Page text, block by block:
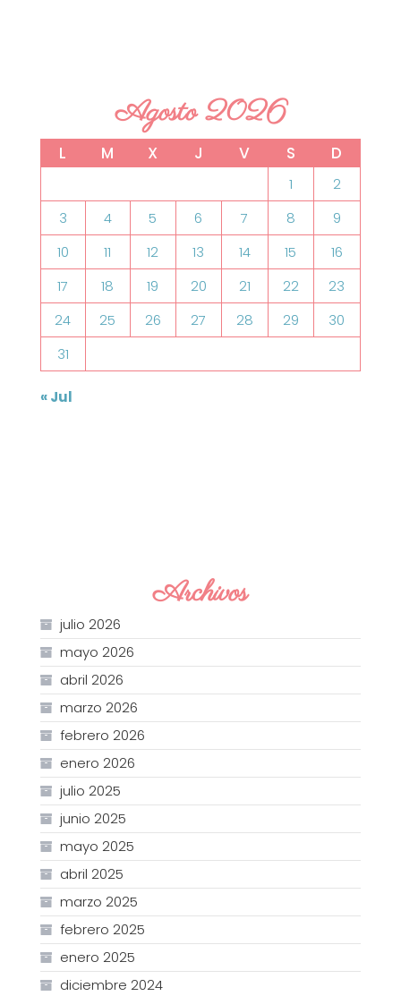
Agosto 2026
L M X J V S D
1
2
3
4 5 6 7 8
9
10
11 12 13 14 15
16
17
18 19 20 21 22
23
24
25 26 27 28 29
30
31
« Jul
Archivos
julio 2026
mayo 2026
abril 2026
marzo 2026
febrero 2026
enero 2026
julio 2025
junio 2025
mayo 2025
abril 2025
marzo 2025
febrero 2025
enero 2025
diciembre 2024